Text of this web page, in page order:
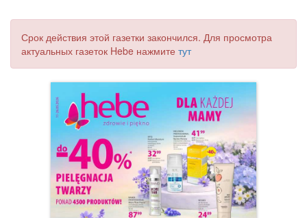
Срок действия этой газетки закончился. Для просмотра
актуальных газеток Hebe нажмите тут